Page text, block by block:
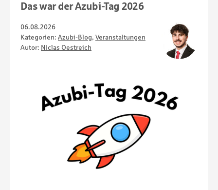
Das war der Azubi-Tag 2026
06.08.2026
Kategorien: Azubi-Blog, Veranstaltungen
Autor: Niclas Oestreich